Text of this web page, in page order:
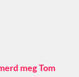
meg Tom